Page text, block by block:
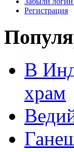
Регистрация
В
храм